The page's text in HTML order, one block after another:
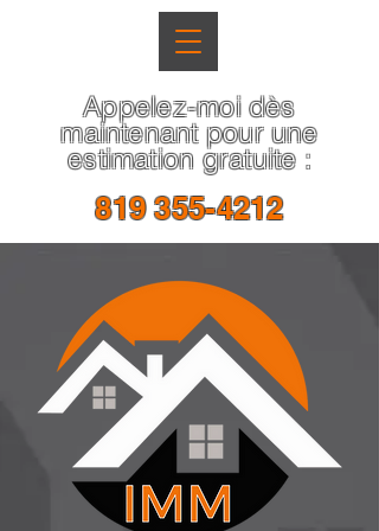
Appelez-moi dès
maintenant pour une
estimation gratuite :
819 355-4212